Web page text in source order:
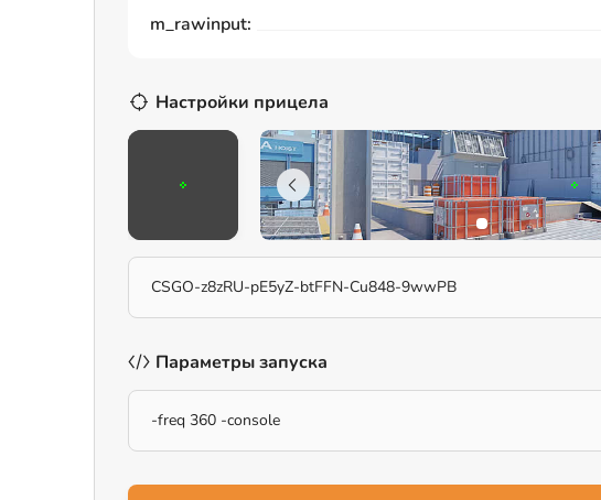
m_rawinput:
Настройки прицела
CSGO-z8zRU-pE5yZ-btFFN-Cu848-9wwPB
Параметры запуска
-freq 360 -console